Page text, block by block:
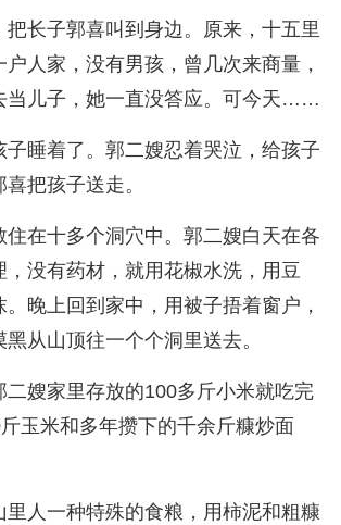
把长子郭喜叫到身边。原来，十五里
人家，没有男孩，曾几次来商量，
当儿子，她一直没答应。可今天……
子睡着了。郭二嫂忍着哭泣，给孩子
把孩子送走。
住在十多个洞穴中。郭二嫂白天在各
，没有药材，就用花椒水洗，用豆
晚上回到家中，用被子捂着窗户，
从山顶往一个个洞里送去。
二嫂家里存放的100多斤小米就吃完
玉米和多年攒下的千余斤糠炒面
里人一种特殊的食粮，用柿泥和粗糠